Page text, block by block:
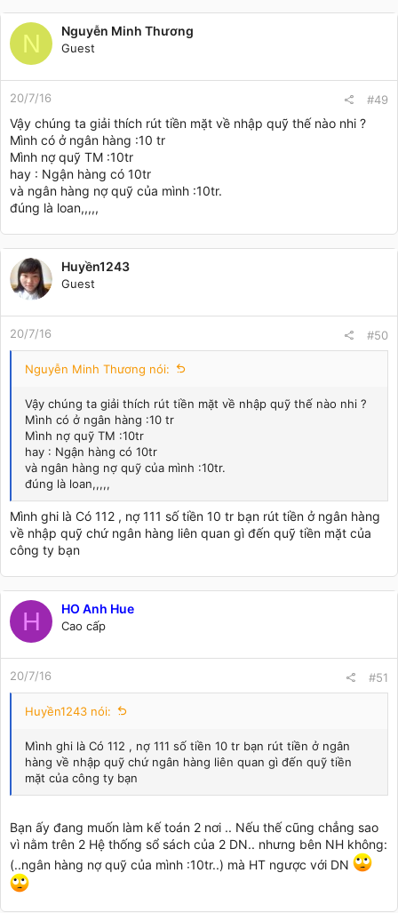
N Nguyễn Minh Thương
Guest
20/7/16 #49
Vậy chúng ta giải thích rút tiền mặt về nhập quỹ thế nào nhi ?
Mình có ở ngân hàng :10 tr
Mình nợ quỹ TM :10tr
hay : Ngận hàng có 10tr
và ngân hàng nợ quỹ của mình :10tr.
đúng là loan,,,,,
Huyền1243
Guest
20/7/16 #50
Nguyễn Minh Thương nói:
Vậy chúng ta giải thích rút tiền mặt về nhập quỹ thế nào nhi ?
Mình có ở ngân hàng :10 tr
Mình nợ quỹ TM :10tr
hay : Ngận hàng có 10tr
và ngân hàng nợ quỹ của mình :10tr.
đúng là loan,,,,,
Mình ghi là Có 112 , nợ 111 số tiền 10 tr bạn rút tiền ở ngân hàng
về nhập quỹ chứ ngân hàng liên quan gì đến quỹ tiền mặt của
công ty bạn
H HO Anh Hue
Cao cấp
20/7/16 #51
Huyền1243 nói:
Mình ghi là Có 112 , nợ 111 số tiền 10 tr bạn rút tiền ở ngân
hàng về nhập quỹ chứ ngân hàng liên quan gì đến quỹ tiền
mặt của công ty bạn
Bạn ấy đang muốn làm kế toán 2 nơi .. Nếu thế cũng chẳng sao
vì nằm trên 2 Hệ thống sổ sách của 2 DN.. nhưng bên NH không:
(..ngân hàng nợ quỹ của mình :10tr..) mà HT ngược với DN